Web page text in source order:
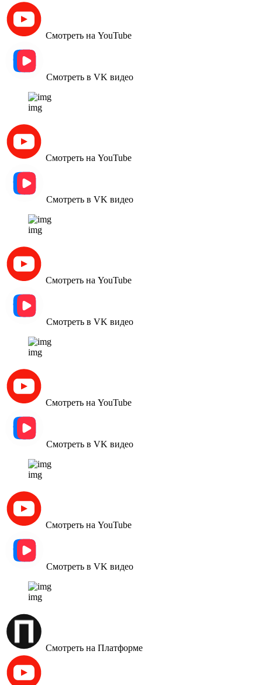
Смотреть на YouTube
Смотреть в VK видео
img
Смотреть на YouTube
Смотреть в VK видео
img
Смотреть на YouTube
Смотреть в VK видео
img
Смотреть на YouTube
Смотреть в VK видео
img
Смотреть на YouTube
Смотреть в VK видео
img
Смотреть на Платформе